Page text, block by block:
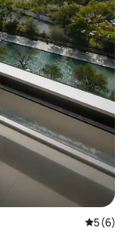
レビュー
5 (6)